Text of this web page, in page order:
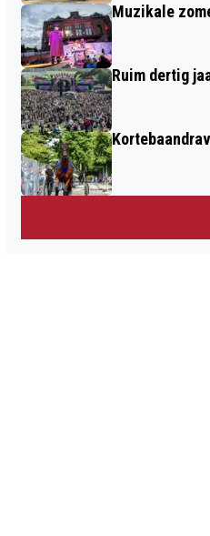
Muzikale
Ruim dertig